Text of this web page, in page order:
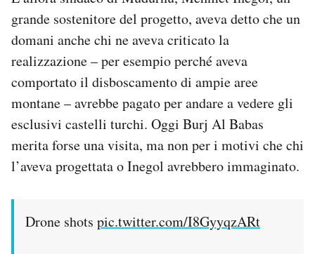
grande sostenitore del progetto, aveva detto che un
domani anche chi ne aveva criticato la
realizzazione – per esempio perché aveva
comportato il disboscamento di ampie aree
montane – avrebbe pagato per andare a vedere gli
esclusivi castelli turchi. Oggi Burj Al Babas
merita forse una visita, ma non per i motivi che chi
l’aveva progettata o Inegol avrebbero immaginato.
Drone shots pic.twitter.com/I8GyyqzARt